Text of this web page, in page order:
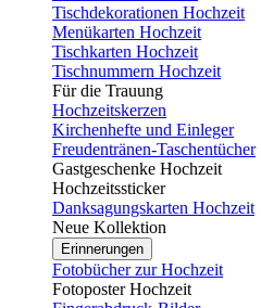
Tischdekorationen Hochzeit
Menükarten Hochzeit
Tischkarten Hochzeit
Tischnummern Hochzeit
Für die Trauung
Hochzeitskerzen
Kirchenhefte und Einleger
Freudentränen-Taschentücher
Gastgeschenke Hochzeit
Hochzeitssticker
Danksagungskarten Hochzeit
Neue Kollektion
Erinnerungen
Fotobücher zur Hochzeit
Fotoposter Hochzeit